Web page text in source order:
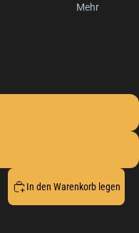
Mehr
In den Warenkorb legen